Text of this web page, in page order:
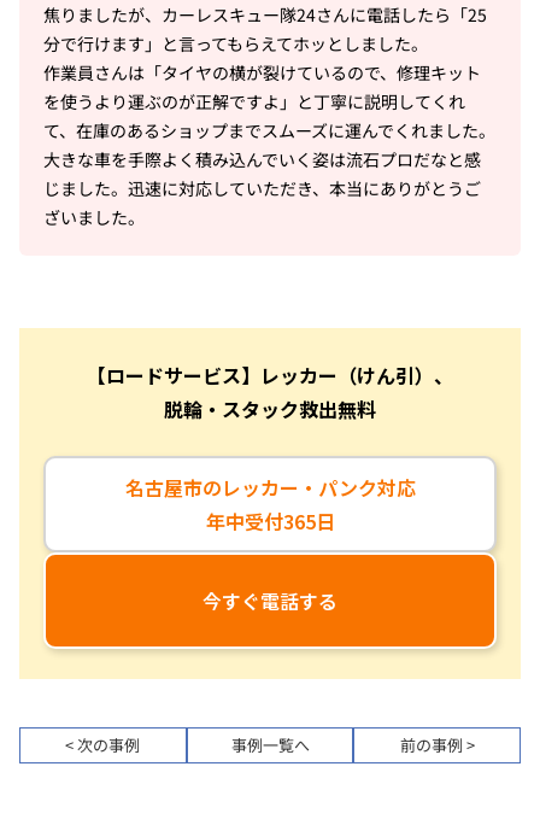
焦りましたが、カーレスキュー隊24さんに電話したら「25
分で行けます」と言ってもらえてホッとしました。
作業員さんは「タイヤの横が裂けているので、修理キット
を使うより運ぶのが正解ですよ」と丁寧に説明してくれ
て、在庫のあるショップまでスムーズに運んでくれました。
大きな車を手際よく積み込んでいく姿は流石プロだなと感
じました。迅速に対応していただき、本当にありがとうご
ざいました。
【ロードサービス】レッカー（けん引）、
脱輪・スタック救出無料
名古屋市のレッカー・パンク対応
年中受付365日
今すぐ電話する
< 次の事例 事例一覧へ 前の事例 >